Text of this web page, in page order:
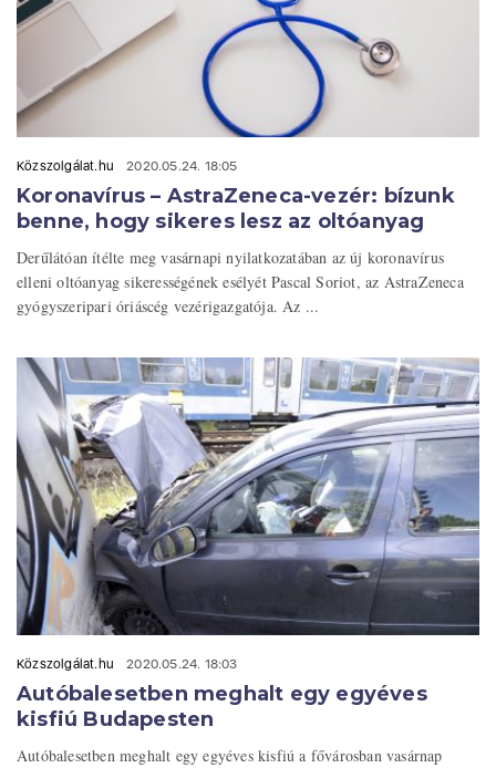
Közszolgálat.hu 2020.05.24. 18:05
Koronavírus – AstraZeneca-vezér: bízunk
benne, hogy sikeres lesz az oltóanyag
Derűlátóan ítélte meg vasárnapi nyilatkozatában az új koronavírus
elleni oltóanyag sikerességének esélyét Pascal Soriot, az AstraZeneca
gyógyszeripari óriáscég vezérigazgatója. Az ...
Közszolgálat.hu 2020.05.24. 18:03
Autóbalesetben meghalt egy egyéves
kisfiú Budapesten
Autóbalesetben meghalt egy egyéves kisfiú a fővárosban vasárnap